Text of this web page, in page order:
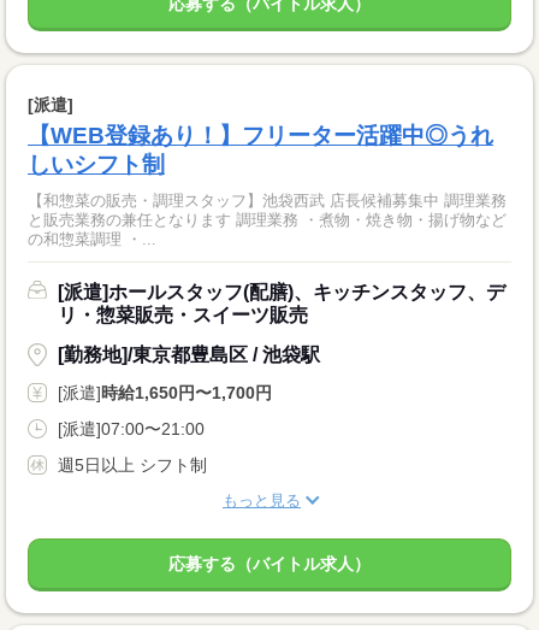
応募する（バイトル求人）
[派遣]
【WEB登録あり！】フリーター活躍中◎うれ
しいシフト制
【和惣菜の販売・調理スタッフ】池袋西武 店長候補募集中 調理業務
と販売業務の兼任となります 調理業務 ・煮物・焼き物・揚げ物など
の和惣菜調理 ・...
[派遣]ホールスタッフ(配膳)、キッチンスタッフ、デ
リ・惣菜販売・スイーツ販売
[勤務地]/東京都豊島区 / 池袋駅
[派遣]時給1,650円〜1,700円
[派遣]07:00〜21:00
週5日以上 シフト制
もっと見る
応募する（バイトル求人）